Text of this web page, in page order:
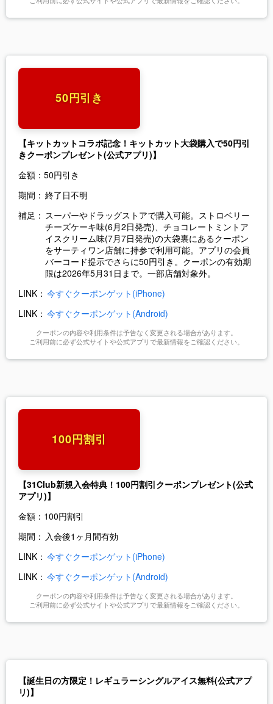
50円引き
【キットカットコラボ記念！キットカット大袋購入で50円引
きクーポンプレゼント(公式アプリ)】
金額： 50円引き
期間： 終了日不明
補足： スーパーやドラッグストアで購入可能。ストロベリー
チーズケーキ味(6月2日発売)、チョコレートミントア
イスクリーム味(7月7日発売)の大袋裏にあるクーポン
をサーティワン店舗に持参で利用可能。アプリの会員
バーコード提示でさらに50円引き。クーポンの有効期
限は2026年5月31日まで。一部店舗対象外。
LINK： 今すぐクーポンゲット(iPhone)
LINK： 今すぐクーポンゲット(Android)
クーポンの内容や利用条件は予告なく変更される場合があります。
ご利用前に必ず公式サイトや公式アプリで最新情報をご確認ください。
100円割引
【31Club新規入会特典 ！100円割引クーポンプレゼント(公式
アプリ)】
金額： 100円割引
期間： 入会後1ヶ月間有効
LINK： 今すぐクーポンゲット(iPhone)
LINK： 今すぐクーポンゲット(Android)
クーポンの内容や利用条件は予告なく変更される場合があります。
ご利用前に必ず公式サイトや公式アプリで最新情報をご確認ください。
【誕生日の方限定！レギュラーシングルアイス無料(公式アプ
リ)】